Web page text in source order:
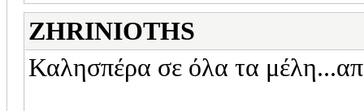
ZHRINIOTHS
Καλησπέρα σε όλα τα